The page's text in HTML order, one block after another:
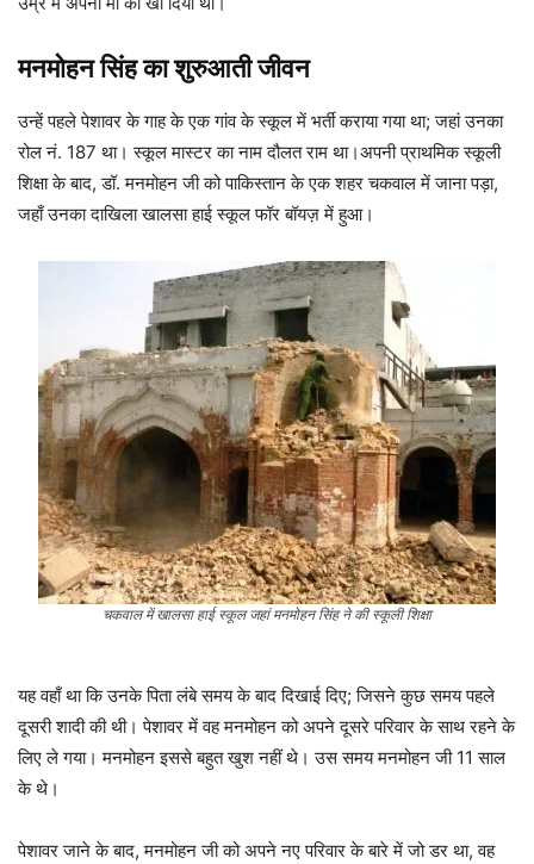
मनमोहन सिंह का शुरुआती जीवन
उन्हें पहले पेशावर के गाह के एक गांव के स्कूल में भर्ती कराया गया था; जहां उनका
रोल नं. 187 था। स्कूल मास्टर का नाम दौलत राम था।अपनी प्राथमिक स्कूली
शिक्षा के बाद, डॉ. मनमोहन जी को पाकिस्तान के एक शहर चकवाल में जाना पड़ा,
जहाँ उनका दाखिला खालसा हाई स्कूल फॉर बॉयज़ में हुआ।
चकवाल में खालसा हाई स्कूल जहां मनमोहन सिंह ने की स्कूली शिक्षा
यह वहाँ था कि उनके पिता लंबे समय के बाद दिखाई दिए; जिसने कुछ समय पहले
दूसरी शादी की थी। पेशावर में वह मनमोहन को अपने दूसरे परिवार के साथ रहने के
लिए ले गया। मनमोहन इससे बहुत खुश नहीं थे। उस समय मनमोहन जी 11 साल
के थे।
पेशावर जाने के बाद, मनमोहन जी को अपने नए परिवार के बारे में जो डर था, वह